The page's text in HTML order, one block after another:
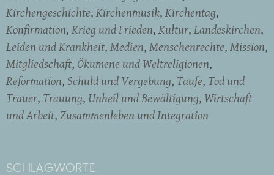
Kirchengeschichte Kirchenmusik Kirchentag
Konfirmation Krieg und Frieden Kultur Landeskirchen
Leiden und Krankheit Medien Menschenrechte Mission
Mitgliedschaft Ökumene und Weltreligionen
Reformation Schuld und Vergebung Taufe Tod und
Trauer Trauung Unheil und Bewältigung Wirtschaft
und Arbeit Zusammenleben und Integration
SCHLAGWORTE